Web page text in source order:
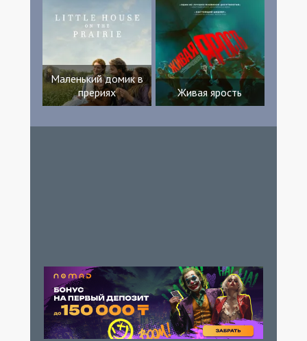
Маленький домик в
прериях
Живая ярость